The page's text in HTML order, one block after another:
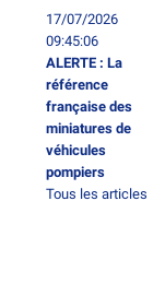
17/07/2026
09:45:06
ALERTE : La
référence
française des
miniatures de
véhicules
pompiers
Tous les articles